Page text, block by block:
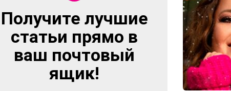
NEWSLETTER
Получите лучшие
статьи прямо в
ваш почтовый
ящик!